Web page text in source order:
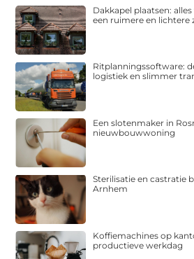
Dakkapel plaatsen:
een ruimere en lichtere
Ritplanningssoftware:
logistiek en slimmer
Een slotenmaker in
nieuwbouwwoning
Sterilisatie en castratie
Arnhem
Koffiemachines op
productieve werkdag